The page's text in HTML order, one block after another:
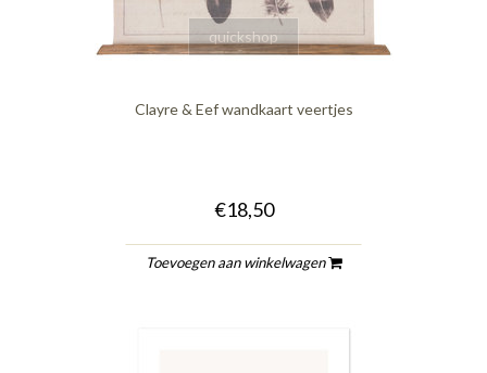
quickshop
Clayre & Eef wandkaart veertjes
€18,50
Toevoegen aan winkelwagen